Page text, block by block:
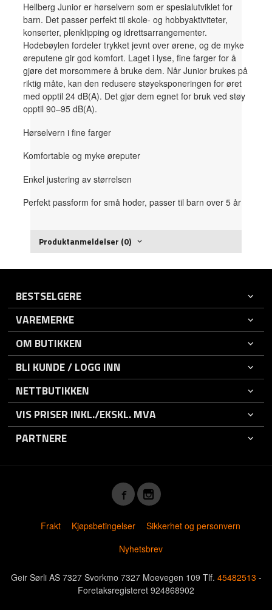
Hellberg Junior er hørselvern som er spesialutviklet for
barn. Det passer perfekt til skole- og hobbyaktiviteter,
konserter, plenklipping og idrettsarrangementer.
Hodebøylen fordeler trykket jevnt over ørene, og de myke
øreputene gir god komfort. Laget i lyse, fine farger for å
gjøre det morsommere å bruke dem. Når Junior brukes på
riktig måte, kan den redusere støyeksponeringen for øret
med opptil 24 dB(A). Det gjør dem egnet for bruk ved støy
opptil 90–95 dB(A).
Hørselvern i fine farger
Komfortable og myke øreputer
Enkel justering av størrelsen
Perfekt passform for små hoder, passer til barn over 5 år
Produktanmeldelser (0)
BESTSELGERE
VAREMERKE
OM BUTIKKEN
BLI KUNDE / LOGG INN
NETTBUTIKKEN
VIS PRISER INKL./EKSKL. MVA
PARTNERE
Frakt Kjøpsbetingelser
Sikkerhet og personvern
Nyhetsbrev
Geir Sørli AS 7327 Svorkmo 7327 Moevegen 109 Tlf. 45482513 -
Foretaksregisteret 924868902